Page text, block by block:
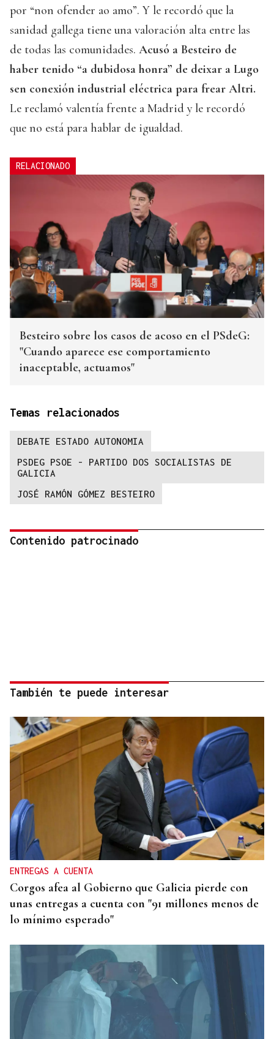
por “non ofender ao amo”. Y le recordó que la
sanidad gallega tiene una valoración alta entre las
de todas las comunidades. Acusó a Besteiro de
haber tenido “a dubidosa honra” de deixar a Lugo
sen conexión industrial eléctrica para frear Altri.
Le reclamó valentía frente a Madrid y le recordó
que no está para hablar de igualdad.
RELACIONADO
Besteiro sobre los casos de acoso en el PSdeG:
"Cuando aparece ese comportamiento
inaceptable, actuamos"
Temas relacionados
DEBATE ESTADO AUTONOMIA
PSDEG PSOE - PARTIDO DOS SOCIALISTAS DE
GALICIA
JOSÉ RAMÓN GÓMEZ BESTEIRO
Contenido patrocinado
También te puede interesar
ENTREGAS A CUENTA
Corgos afea al Gobierno que Galicia pierde con
unas entregas a cuenta con "91 millones menos de
lo mínimo esperado"